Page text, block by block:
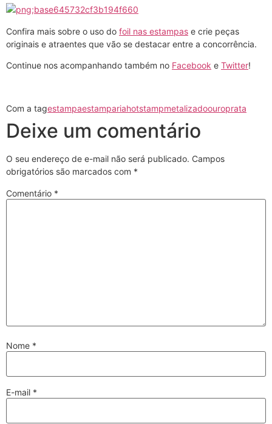
Confira mais sobre o uso do foil nas estampas e crie peças
originais e atraentes que vão se destacar entre a concorrência.
Continue nos acompanhando também no Facebook e Twitter!
Com a tagestampaestampariahotstampmetalizadoouroprata
Deixe um comentário
O seu endereço de e-mail não será publicado. Campos
obrigatórios são marcados com *
Comentário *
Nome *
E-mail *